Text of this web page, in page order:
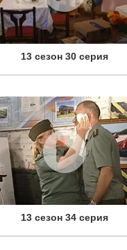
13 сезон 30 серия
13 сезон 34 серия